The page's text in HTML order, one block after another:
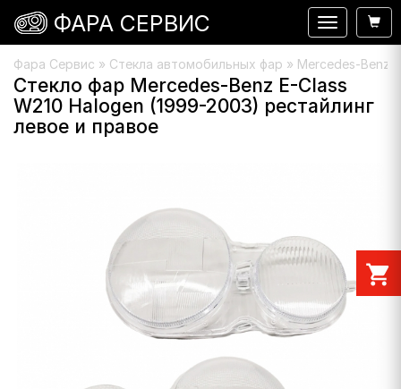
Фара Сервис » Стекла автомобильных фар » Mercedes-Benz
Стекло фар Mercedes-Benz E-Class
W210 Halogen (1999-2003) рестайлинг
левое и правое
Навигация
ФАРА СЕРВИС
shopping_cart